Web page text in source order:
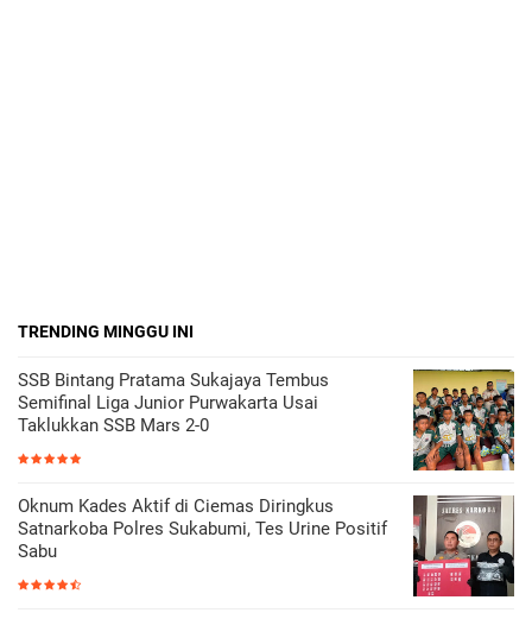
TRENDING MINGGU INI
SSB Bintang Pratama Sukajaya Tembus
Semifinal Liga Junior Purwakarta Usai
Taklukkan SSB Mars 2-0
Oknum Kades Aktif di Ciemas Diringkus
Satnarkoba Polres Sukabumi, Tes Urine Positif
Sabu